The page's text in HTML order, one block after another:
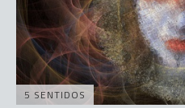
5 SENTIDOS